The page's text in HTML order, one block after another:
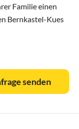
Familie einen
Bernkastel-Kues
und bietet viele
Zeit.
senden